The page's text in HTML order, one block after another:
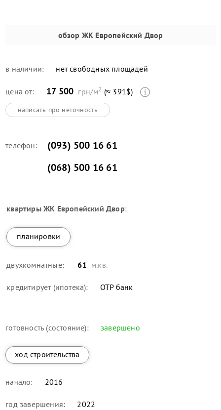
обзор ЖК Европейский Двор
в наличии: нет свободных площадей
цена от: 17 500 грн/м2 (≈ 391$)
написать про неточность
телефон:
(093) 500 16 61
(068) 500 16 61
квартирыЖК Европейский Двор:
планировки
двухкомнатные: 61 м.кв.
кредитирует (ипотека): OTP банк
готовность (состояние): завершено
ход строительства
начало: 2016
год завершения: 2022